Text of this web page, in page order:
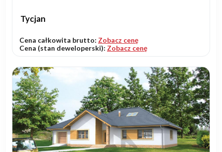
Tycjan
Cena całkowita brutto: Zobacz cenę
Cena (stan deweloperski): Zobacz cenę